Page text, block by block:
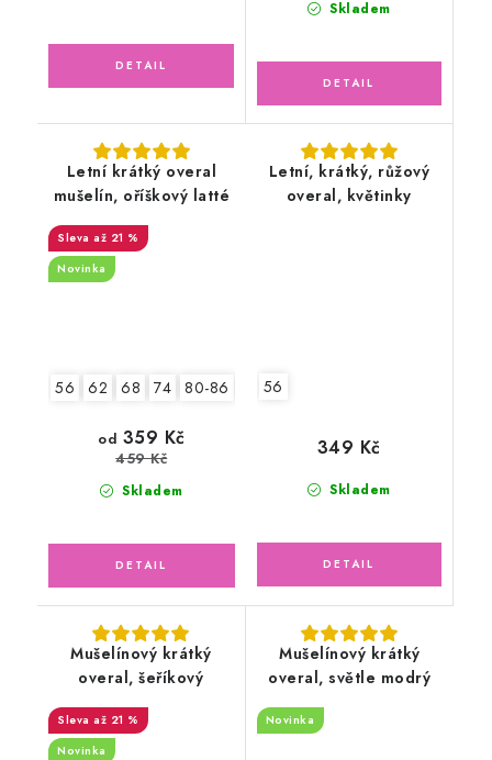
Skladem
Letní krátký overal
mušelín, oříškový latté
až 21 %
Novinka
56 62 68 74 80-86 92-98
Skladem
od 359 Kč
459 Kč
Letní, krátký, růžový
overal, květinky
56
Skladem
349 Kč
Mušelínový krátký
overal, šeříkový
až 21 %
Novinka
Mušelínový krátký
overal, světle modrý
Novinka